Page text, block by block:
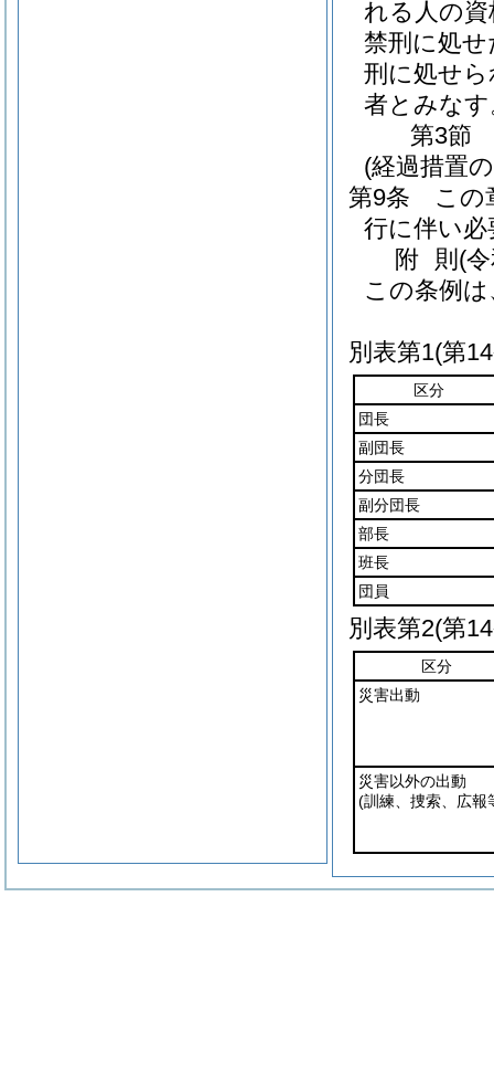
れる人の
禁刑に処
刑に処せ
者とみなす
第3節
(経過措置
第9条
この
行に伴い
附 則 (
この条例
別表第1(第
区分
団長
副団長
分団長
副分団長
部長
班長
団員
別表第2(第
区分
災害出動
災害以外の出動
(訓練、捜索、広報